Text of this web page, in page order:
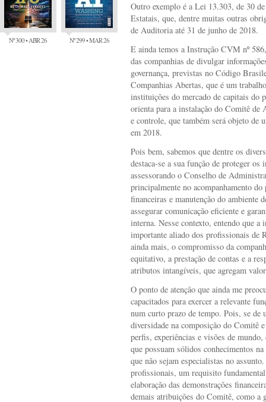
Nº 300 • ABR 26 Nº 299 • MAR 26
Outro exemplo é a Lei 13.303, de 30
Estatais, que, dentre muitas outras
de Auditoria até 31 de junho de 2018.
E ainda temos a Instrução CVM nº
das companhias de divulgar
governança, previstas no Código
Companhias Abertas, que é um
instituições do mercado de capitais do
orienta para a instalação do Comitê de
e controle, que também será objeto
em 2018.
Pois bem, sabemos que dentre os
destaca-se a sua função de proteger
assessorando o Conselho de
principalmente no acompanhamento do
financeiras e manutenção do ambiente
assegurar comunicação eficiente e
interna. Nesse contexto, entendo que
importante aliado dos profissionais de
ainda mais, o compromisso da
equitativo, a prestação de contas e a
atributos intangíveis, que agregam
O ponto de atenção que ainda me
capacitados para exercer a relevante
num curto prazo de tempo. Pois, se de
diversidade na composição do Comitê
perfis, experiências e visões de
que possuam sólidos conhecimentos
que não sejam especialistas no
profissionais, um requisito
elaboração das demonstrações
demais atribuições do Comitê, como a